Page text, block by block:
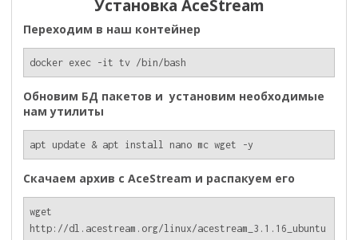
Установка AceStream
Переходим в наш контейнер
docker exec -it tv /bin/bash
Обновим БД пакетов и установим необходимые
нам утилиты
apt update & apt install nano mc wget -y
Скачаем архив с AceStream и распакуем его
wget
http://dl.acestream.org/linux/acestream_3.1.16_ubuntu